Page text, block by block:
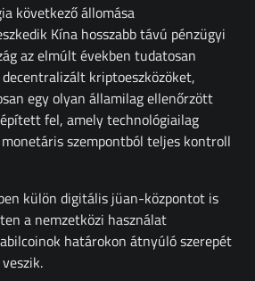
következő állomása
Kína hosszabb távú pénzügyi
az elmúlt években tudatosan
kriptoeszközöket,
egy olyan államilag ellenőrzött
fel, amely technológiailag
szempontból teljes kontroll
külön digitális jüan-központot is
a nemzetközi használat
határokon átnyúló szerepét